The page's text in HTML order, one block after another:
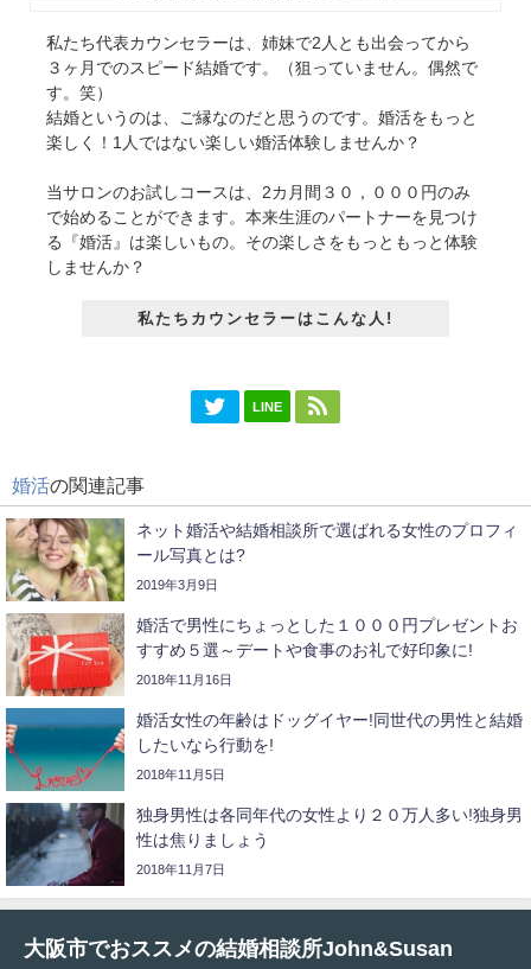
私たち代表カウンセラーは、姉妹で2人とも出会ってから
３ヶ月でのスピード結婚です。（狙っていません。偶然で
す。笑）
結婚というのは、ご縁なのだと思うのです。婚活をもっと
楽しく！1人ではない楽しい婚活体験しませんか？
当サロンのお試しコースは、2カ月間３０，０００円のみ
で始めることができます。本来生涯のパートナーを見つけ
る『婚活』は楽しいもの。その楽しさをもっともっと体験
しませんか？
私たちカウンセラーはこんな人!
LINE
婚活の関連記事
ネット婚活や結婚相談所で選ばれる女性のプロフィ
ール写真とは?
2019年3月9日
婚活で男性にちょっとした１０００円プレゼントお
すすめ５選～デートや食事のお礼で好印象に!
2018年11月16日
婚活女性の年齢はドッグイヤー!同世代の男性と結婚
したいなら行動を!
2018年11月5日
独身男性は各同年代の女性より２０万人多い!独身男
性は焦りましょう
2018年11月7日
大阪市でおススメの結婚相談所John&Susan